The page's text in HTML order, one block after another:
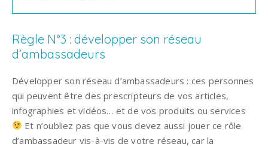
Règle N°3 : développer son réseau
d’ambassadeurs
Développer son réseau d’ambassadeurs : ces personnes
qui peuvent être des prescripteurs de vos articles,
infographies et vidéos… et de vos produits ou services
Et n’oubliez pas que vous devez aussi jouer ce rôle
d’ambassadeur vis-à-vis de votre réseau, car la